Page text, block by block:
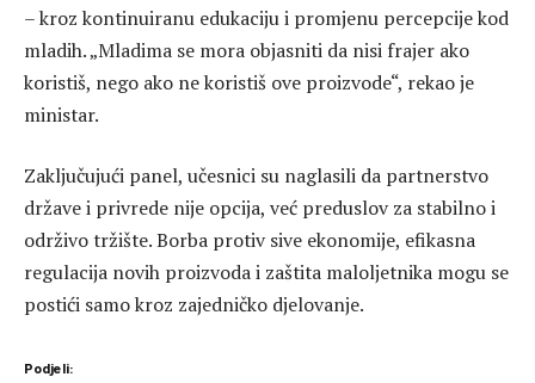
– kroz kontinuiranu edukaciju i promjenu percepcije kod
mladih. „Mladima se mora objasniti da nisi frajer ako
koristiš, nego ako ne koristiš ove proizvode“, rekao je
ministar.
Zaključujući panel, učesnici su naglasili da partnerstvo
države i privrede nije opcija, već preduslov za stabilno i
održivo tržište. Borba protiv sive ekonomije, efikasna
regulacija novih proizvoda i zaštita maloljetnika mogu se
postići samo kroz zajedničko djelovanje.
Podjeli: